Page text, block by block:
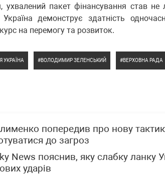
ухвалений пакет фінансування став
демонструє здатність
на перемогу та розвиток.
УКРАЇНА ВОЛОДИМИР ЗЕЛЕНСЬКИЙ ВЕРХОВНА РАДА
попередив про нову
до загроз
News пояснив, яку слабку ланку
ударів